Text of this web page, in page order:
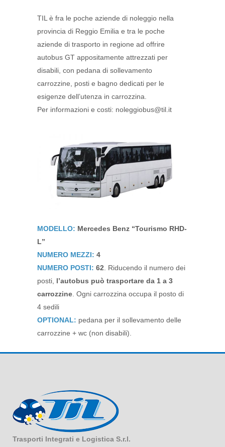
TIL è fra le poche aziende di noleggio nella
provincia di Reggio Emilia e tra le poche
aziende di trasporto in regione ad offrire
autobus GT appositamente attrezzati per
disabili, con pedana di sollevamento
carrozzine, posti e bagno dedicati per le
esigenze dell’utenza in carrozzina.
Per informazioni e costi: noleggiobus@til.it
MODELLO: Mercedes Benz “Tourismo RHD-
L”
NUMERO MEZZI: 4
NUMERO POSTI: 62 . Riducendo il numero dei
posti, l’autobus può trasportare da 1 a 3
carrozzine . Ogni carrozzina occupa il posto di
4 sedili
OPTIONAL: pedana per il sollevamento delle
carrozzine + wc (non disabili).
Trasporti Integrati e Logistica S.r.l.